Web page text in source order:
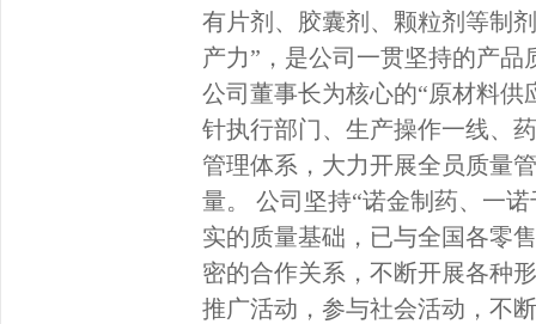
有片剂、胶囊剂、颗粒剂等制
产力”，是公司一贯坚持的产
公司董事长为核心的“原材料供
针执行部门、生产操作一线、
管理体系，大力开展全员质量
量。 公司坚持“诺金制药、一
实的质量基础，已与全国各零
密的合作关系，不断开展各种
推广活动，参与社会活动，不